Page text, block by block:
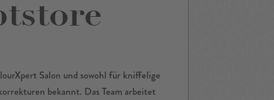
Salon und sowohl für kniffelige
bekannt. Das Team arbeitet